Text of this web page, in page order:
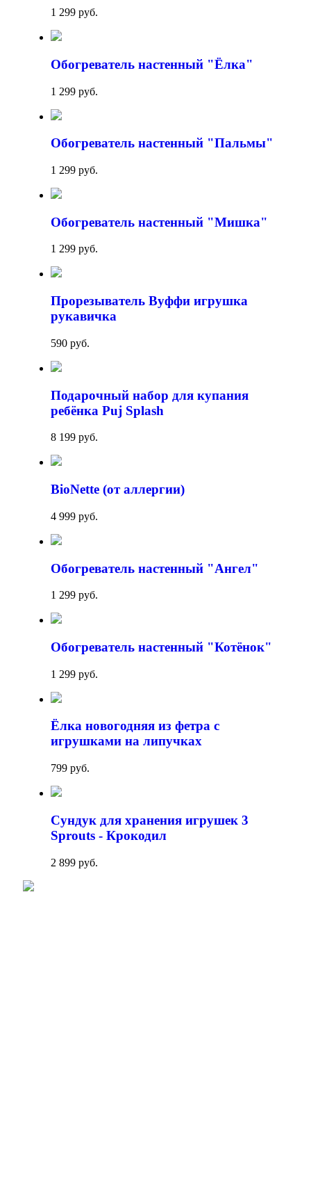
1 299 руб.
Обогреватель настенный "Ёлка"
1 299 руб.
Обогреватель настенный "Пальмы"
1 299 руб.
Обогреватель настенный "Мишка"
1 299 руб.
Прорезыватель Вуффи игрушка
рукавичка
590 руб.
Подарочный набор для купания
ребёнка Puj Splash
8 199 руб.
BioNette (от аллергии)
4 999 руб.
Обогреватель настенный "Ангел"
1 299 руб.
Обогреватель настенный "Котёнок"
1 299 руб.
Ёлка новогодняя из фетра с
игрушками на липучках
799 руб.
Сундук для хранения игрушек 3
Sprouts - Крокодил
2 899 руб.